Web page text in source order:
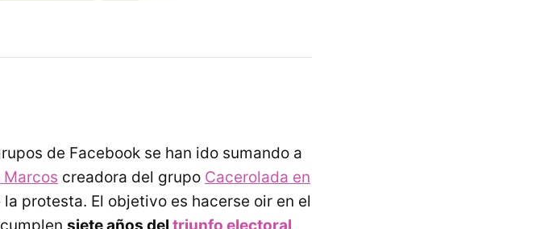
de Facebook se han ido sumando a
Marcos creadora del grupo Cacerolada en
protesta. El objetivo es hacerse oir en el